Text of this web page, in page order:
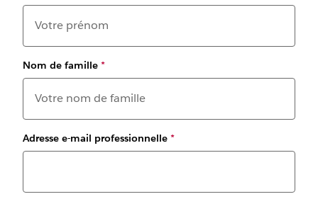
Nom de famille *
Adresse e-mail professionnelle *